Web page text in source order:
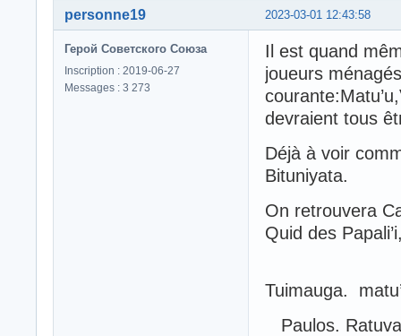
2023-03-01 12:43:58
personne19
Герой Советского Союза
Inscription : 2019-06-27
Messages : 3 273
Il est quand
joueurs
devraient tous
Déjà à voir
Bituniyata.
On retrouvera
Quid des
Tuimauga.
Paulos.